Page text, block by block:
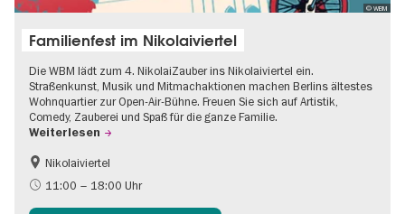
© WBM
Familienfest im Nikolaiviertel
Die WBM lädt zum 4. NikolaiZauber ins Nikolaiviertel ein.
Straßenkunst, Musik und Mitmachaktionen machen Berlins ältestes
Wohnquartier zur Open-Air-Bühne. Freuen Sie sich auf Artistik,
Comedy, Zauberei und Spaß für die ganze Familie.
Weiterlesen
Barrierefrei
Food
Nikolaiviertel
11:00 – 18:00 Uhr